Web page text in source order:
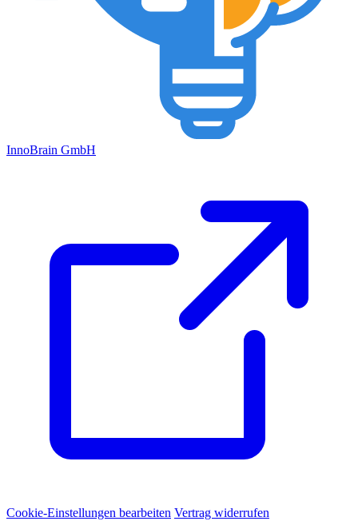
InnoBrain GmbH
Cookie-Einstellungen bearbeiten Vertrag widerrufen